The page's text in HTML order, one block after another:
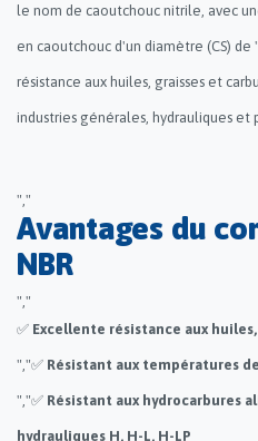
le nom de caoutchouc nitrile, avec
en caoutchouc d'un diamètre (CS)
résistance aux huiles, graisses et
industries générales, hydrauliques et
","
Avantages du
NBR
","
✅ Excellente résistance aux
","✅ Résistant aux températures de
","✅ Résistant aux hydrocarbures
hydrauliques H, H-L, H-LP